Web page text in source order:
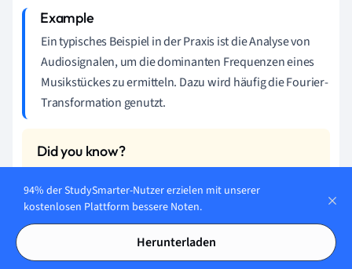
Ein typisches Beispiel in der Praxis ist die Analyse von
Audiosignalen, um die dominanten Frequenzen eines
Musikstückes zu ermitteln. Dazu wird häufig die Fourier-
Transformation genutzt.
eine sehr effiziente Methode ist, um die Fourier-
Transformation digitaler Daten zu berechnen.
94% der StudySmarter-Nutzer erzielen mit unserer
kostenlosen Plattform bessere Noten.
Herunterladen